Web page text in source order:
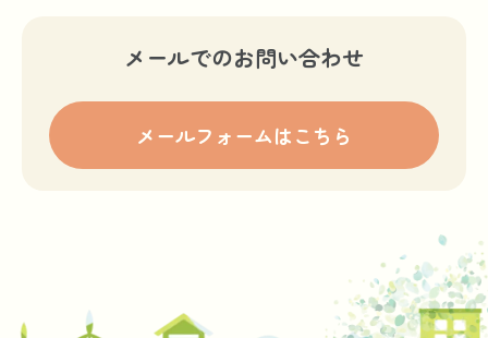
メールでのお問い合わせ
メールフォームはこちら